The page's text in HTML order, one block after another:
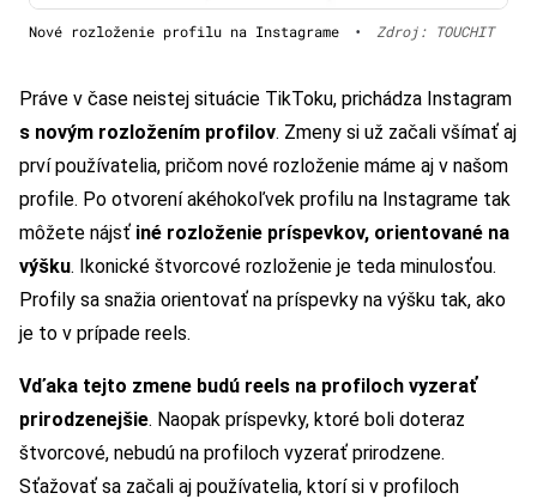
Nové rozloženie profilu na Instagrame • Zdroj: TOUCHIT
Práve v čase neistej situácie TikToku, prichádza Instagram
s novým rozložením profilov. Zmeny si už začali všímať aj
prví používatelia, pričom nové rozloženie máme aj v našom
profile. Po otvorení akéhokoľvek profilu na Instagrame tak
môžete nájsť iné rozloženie príspevkov, orientované na
výšku. Ikonické štvorcové rozloženie je teda minulosťou.
Profily sa snažia orientovať na príspevky na výšku tak, ako
je to v prípade reels.
Vďaka tejto zmene budú reels na profiloch vyzerať
prirodzenejšie. Naopak príspevky, ktoré boli doteraz
štvorcové, nebudú na profiloch vyzerať prirodzene.
Sťažovať sa začali aj používatelia, ktorí si v profiloch